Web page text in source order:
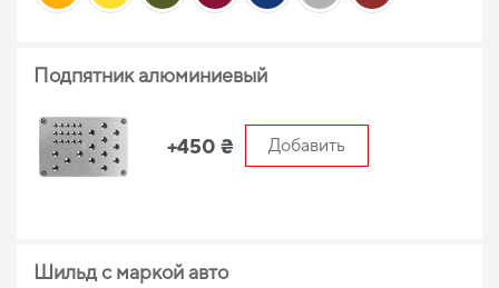
Подпятник алюминиевый
+450 ₴ Добавить
Шильд с маркой авто